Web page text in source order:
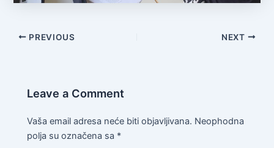
PREVIOUS NEXT
Leave a Comment
Vaša email adresa neće biti objavljivana. Neophodna
polja su označena sa *